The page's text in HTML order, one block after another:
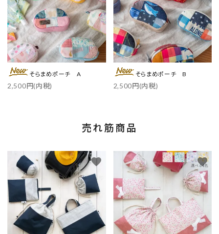
そらまめポーチ A
2,500円(内税)
そらまめポーチ B
2,500円(内税)
売れ筋商品
favorite favorite